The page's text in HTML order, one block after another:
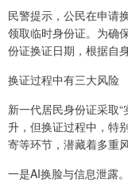
民警提示，公民在申请
领取临时身份证。为确
份证换证日期，根据自
换证过程中有三大风险
新一代居民身份证采取
升，但换证过程中，特
寄等环节，潜藏着多重风
一是AI换脸与信息泄露。